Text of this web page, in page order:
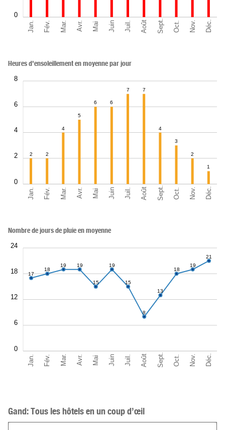
Jan. Fév. Mar. Avr. Mai Juin Juil. Août Sept. Oct. Nov. Déc.
0
Jan. Fév. Mar. Avr. Mai Juin Juil. Août Sept. Oct. Nov. Déc.
0
2
4
6
8
Heures d'ensoleillement en moyenne par jour
2 2
4
5
6 6
7 7
4
3
2
1
Jan. Fév. Mar. Avr. Mai Juin Juil. Août Sept. Oct. Nov. Déc.
0
6
12
18
24
Nombre de jours de pluie en moyenne
17
18
19 19
15
19
15
8
13
18
19
21
Gand: Tous les hôtels en un coup d’œil